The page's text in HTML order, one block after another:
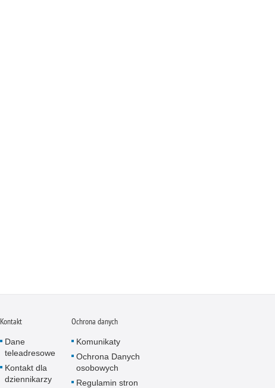
Kontakt
Dane
teleadresowe
Kontakt dla
dziennikarzy
Ochrona danych
Komunikaty
Ochrona Danych
osobowych
Regulamin stron